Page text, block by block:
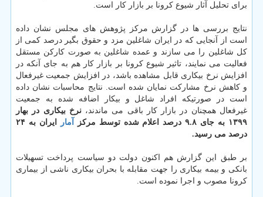
برای تحلیل آثار شیوع کرونا بر بازار کار است.
نتایج بررسی ها در گزارش مرکز پژوهش های مجلس نشان داده
است از آنجایی که در ایران شاغلین مزد و حقوق بگیر درصد کمی از
کل شاغلین را می سازند و عمده شاغلین به صورت کارکن مستقل
فعالیت می نمایند، تاثیر شیوع کرونا بر بازار کار هم به جای آنکه در
افزایش نرخ بیکاری قابل مشاهده باشد، در افزایش جمعیت غیرفعال
و کاهش نرخ مشارکت نمایان شده است. نتایج محاسبات نشان داده
است در صورتیکه افراد شاغل و بیکار اضافه شده به جمعیت
غیرفعال همچنان در بازار کار باقی می ماندند،نرخ بیکاری در بهار
۱۳۹۹ به جای ۹.۸ درصد اعلام شده توسط مرکز
آمار
ایران به ۲۴
درصد می رسید.
بر طبق این گزارش هم اکنون دولت دو سیاست پرداخت تسهیلات
بانکی و بیمه بیکاری را جهت مقابله با بحران بیکاری ناشی از بیماری
کرونا مصوب و اجرا نموده است.